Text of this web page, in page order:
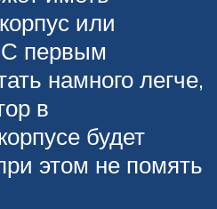
или
С первым
намного легче,
в
будет
этом не помять